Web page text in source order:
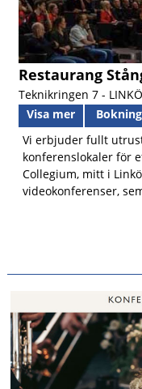
Restaurang
Teknikringen 7 -
Visa mer
Vi erbjuder fullt
konferenslokaler för
Collegium, mitt i
videokonferenser,